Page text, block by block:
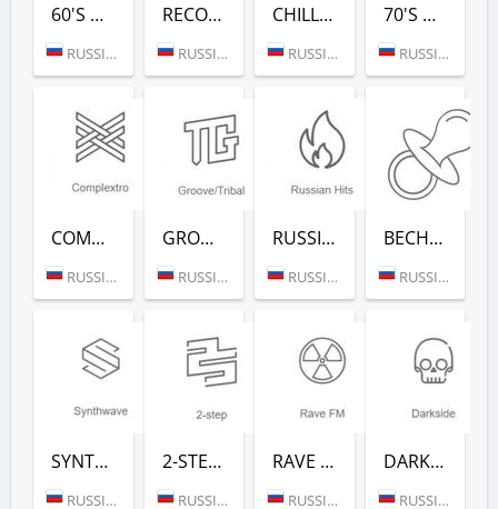
60'S DANCE (РАДИО РЕКОРД)
RUSSIA (MOSCOW)
RECORD 80-Х (РАДИО РЕКОРД)
RUSSIA (MOSCOW)
CHILL HOUSE (РАДИО РЕКОРД)
RUSSIA (MOSCOW)
70'S DANCE (РАДИО РЕКОРД)
RUSSIA (MOSCOW)
COMPLEXTRO (РАДИО РЕКОРД)
RUSSIA (MOSCOW)
GROOVE/TRIBAL (РАДИО РЕКОРД)
RUSSIA (MOSCOW)
RUSSIAN HITS (РАДИО РЕКОРД)
RUSSIA (MOSCOW)
ВЕСНУШКА FM (РАДИО РЕКОРД)
RUSSIA (MOSCOW)
SYNTHWAVE (РАДИО РЕКОРД)
RUSSIA (MOSCOW)
2-STEP (РАДИО РЕКОРД)
RUSSIA (MOSCOW)
RAVE FM (РАДИО РЕКОРД)
RUSSIA (MOSCOW)
DARKSIDE (РАДИО РЕКОРД)
RUSSIA (MOSCOW)